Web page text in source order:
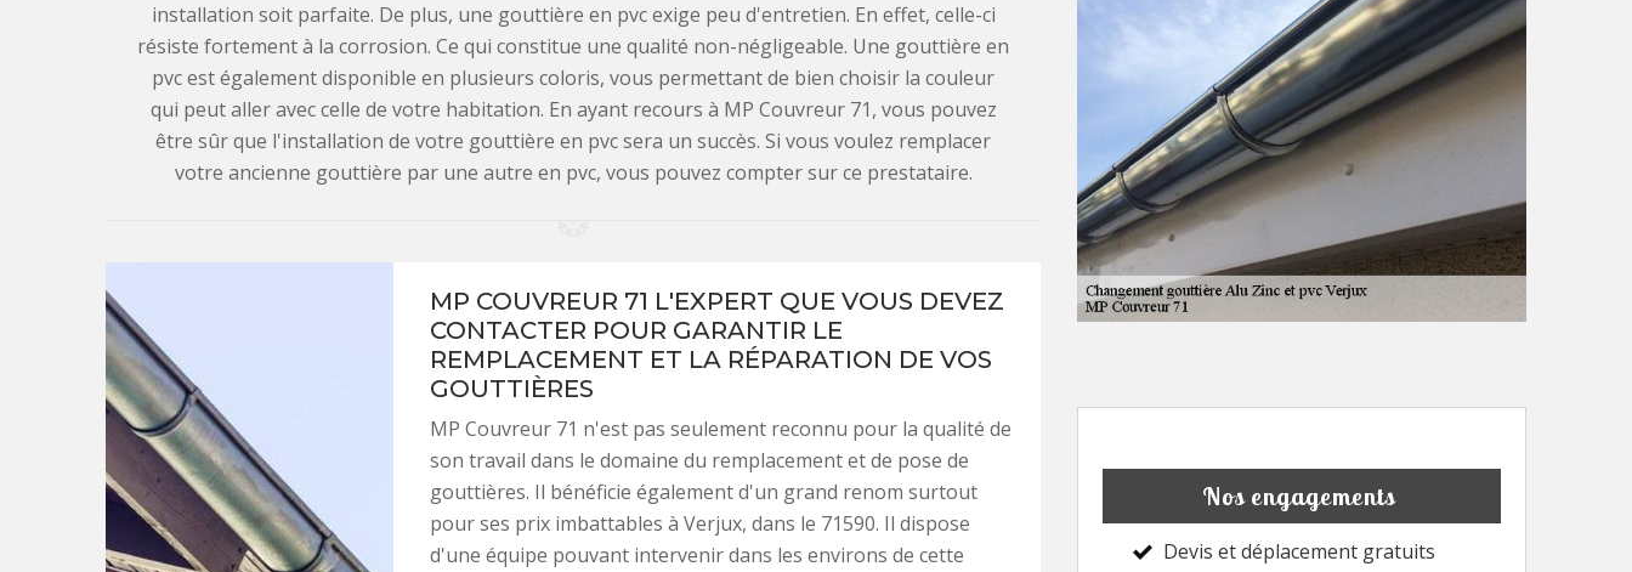
installation soit parfaite. De plus, une gouttière en pvc exige peu d'entretien. En effet, celle-ci
résiste fortement à la corrosion. Ce qui constitue une qualité non-négligeable. Une gouttière en
pvc est également disponible en plusieurs coloris, vous permettant de bien choisir la couleur
qui peut aller avec celle de votre habitation. En ayant recours à MP Couvreur 71, vous pouvez
être sûr que l'installation de votre gouttière en pvc sera un succès. Si vous voulez remplacer
votre ancienne gouttière par une autre en pvc, vous pouvez compter sur ce prestataire.
MP COUVREUR 71 L'EXPERT QUE VOUS DEVEZ
CONTACTER POUR GARANTIR LE
REMPLACEMENT ET LA RÉPARATION DE VOS
GOUTTIÈRES
MP Couvreur 71 n'est pas seulement reconnu pour la qualité de
son travail dans le domaine du remplacement et de pose de
gouttières. Il bénéficie également d'un grand renom surtout
pour ses prix imbattables à Verjux, dans le 71590. Il dispose
d'une équipe pouvant intervenir dans les environs de cette
Nos engagements
Devis et déplacement gratuits